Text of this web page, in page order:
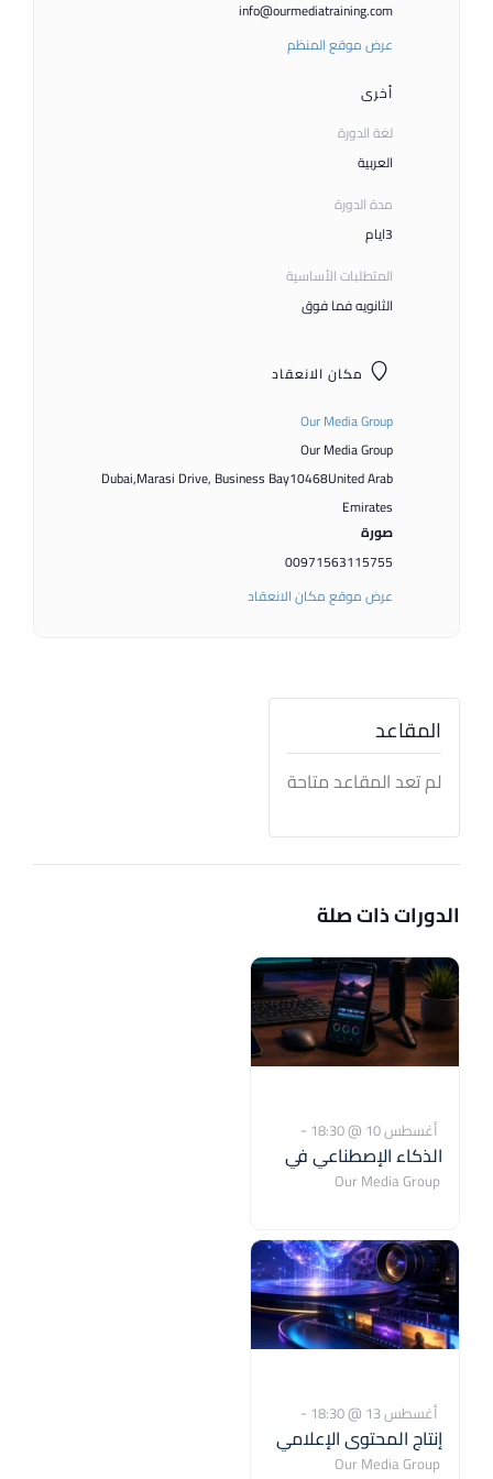
مكان الانعقاد
Our Media Group
Our Media Group
Dubai,Marasi Drive, Business Bay10468United Arab
Emirates
صورة
00971563115755
عرض موقع مكان الانعقاد
info@ourmediatraining.com
عرض موقع المنظم
أخرى
لغة الدورة
العربية
مدة الدورة
3ايام
المتطلبات الأساسية
الثانويه فما فوق
المقاعد
لم تعد المقاعد متاحة
الدورات ذات صلة
أغسطس 10 @ 18:30 -
21:30
الذكاء الإصطناعي في
صناعة المحتوى و
Our Media Group
Emirates
أغسطس 13 @ 18:30 -
أغسطس 15 @ 20:30
إنتاج المحتوى الإعلامي
والتسويقي باستخدام
Our Media Group